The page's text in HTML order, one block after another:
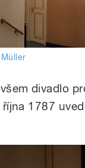
divadlo
1787